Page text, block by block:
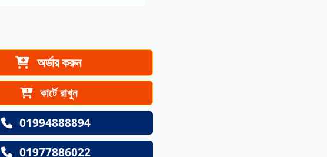
অর্ডার করুন
কার্টে রাখুন
01994888894
01977886022